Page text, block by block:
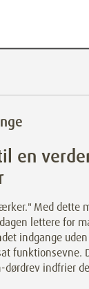
en
Med dette
lettere for
indgange
funktionsevne.
indfrier